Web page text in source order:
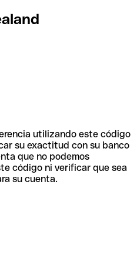
utilizando este código
su exactitud con su banco
que no podemos
código ni verificar que sea
su cuenta.